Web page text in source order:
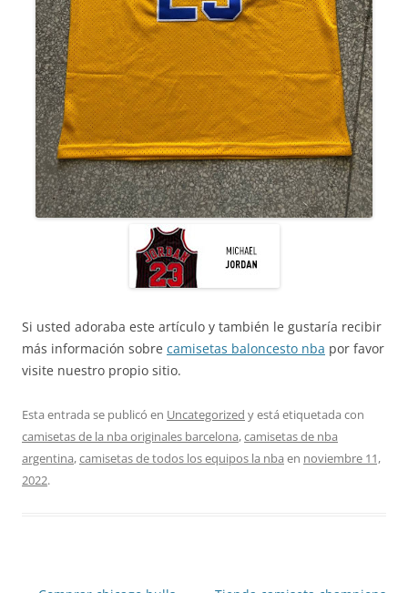
Si usted adoraba este artículo y también le gustaría recibir
más información sobre camisetas baloncesto nba por favor
visite nuestro propio sitio.
Esta entrada se publicó en Uncategorized y está etiquetada con
camisetas de la nba originales barcelona,camisetas de nba
argentina,camisetas de todos los equipos la nba en noviembre 11,
2022.